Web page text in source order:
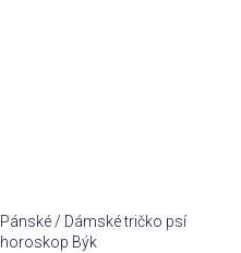
Pánské / Dámské tričko psí
horoskop Býk